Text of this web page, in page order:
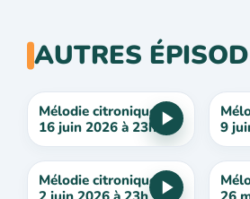
AUTRES
Mélodie citronique du
16 juin 2026 à 23h
9
Mélodie citronique du